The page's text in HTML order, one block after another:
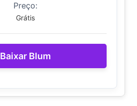
Preço:
Grátis
Baixar Blum